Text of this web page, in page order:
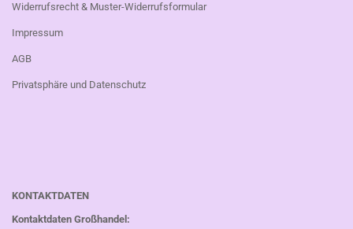
Widerrufsrecht & Muster-Widerrufsformular
Impressum
AGB
Privatsphäre und Datenschutz
KONTAKTDATEN
Kontaktdaten Großhandel: